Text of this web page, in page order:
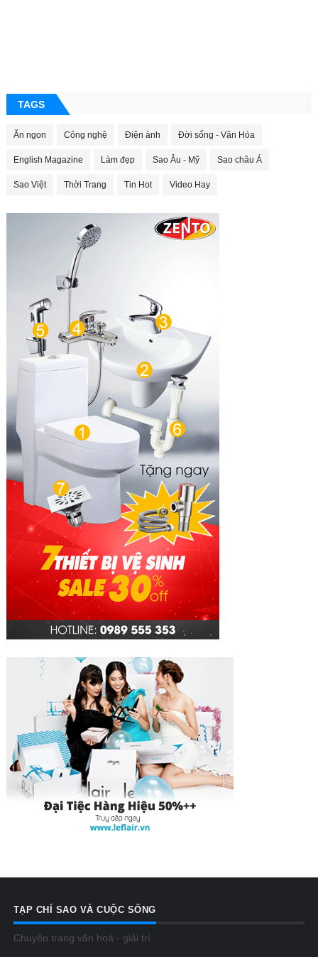
TAGS
Ăn ngon Công nghệ Điện ảnh Đời sống - Văn Hóa
English Magazine Làm đẹp Sao Âu - Mỹ Sao châu Á
Sao Việt Thời Trang Tin Hot Video Hay
TẠP CHÍ SAO VÀ CUỘC SỐNG
Chuyên trang văn hoá - giải trí